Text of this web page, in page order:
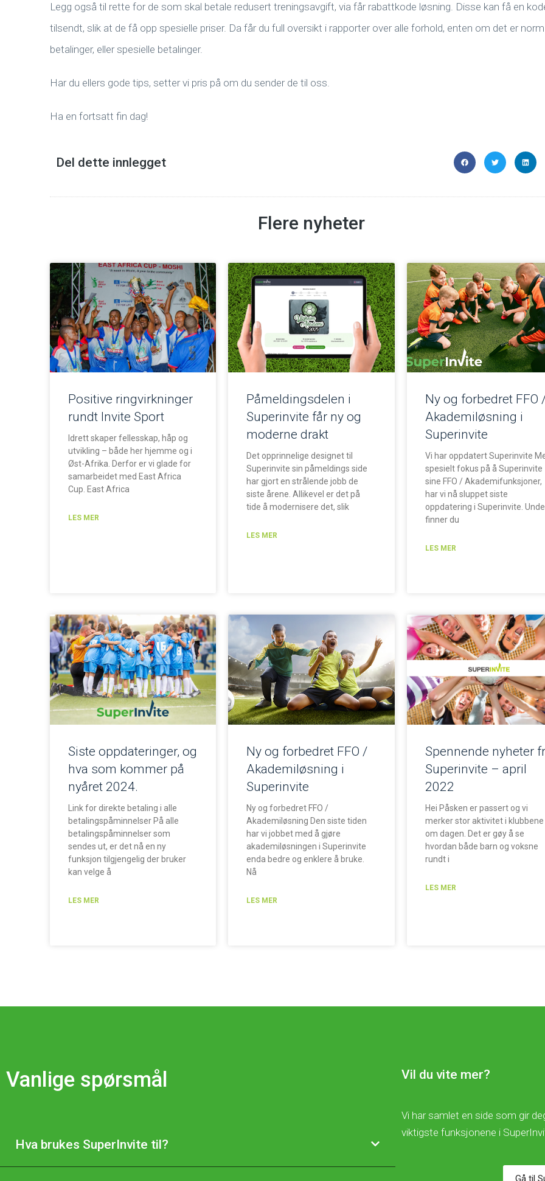
Legg også til rette for de som skal betale redusert treningsavgift, via får rabattkode løsning. Disse kan få en
tilsendt, slik at de få opp spesielle priser. Da får du full oversikt i rapporter over alle forhold, enten om det er
betalinger, eller spesielle betalinger.
Har du ellers gode tips, setter vi pris på om du sender de til oss.
Ha en fortsatt fin dag!
Del dette innlegget
Flere nyheter
Positive ringvirkninger
rundt Invite Sport
Idrett skaper fellesskap, håp og
utvikling – både her hjemme og i
Øst-Afrika. Derfor er vi glade for
samarbeidet med East Africa
Cup. East Africa
LES MER
Påmeldingsdelen i
Superinvite får ny og
moderne drakt
Det opprinnelige designet til
Superinvite sin påmeldings side
har gjort en strålende jobb de
siste årene. Allikevel er det på
tide å modernisere det, slik
LES MER
Ny og forbedret FFO
Akademiløsning i
Superinvite
Vi har oppdatert Superinvite
spesielt fokus på å Superinvite
sine FFO / Akademifunksjoner,
har vi nå sluppet siste
oppdatering i Superinvite.
finner du
LES MER
Siste oppdateringer, og
hva som kommer på
nyåret 2024.
Link for direkte betaling i alle
betalingspåminnelser På alle
betalingspåminnelser som
sendes ut, er det nå en ny
funksjon tilgjengelig der bruker
kan velge å
LES MER
Ny og forbedret FFO /
Akademiløsning i
Superinvite
Ny og forbedret FFO /
Akademiløsning Den siste tiden
har vi jobbet med å gjøre
akademiløsningen i Superinvite
enda bedre og enklere å bruke.
Nå
LES MER
Spennende nyheter
Superinvite – april
2022
Hei Påsken er passert og vi
merker stor aktivitet i klubbene
om dagen. Det er gøy å se
hvordan både barn og voksne
rundt i
LES MER
Vanlige spørsmål
Hva brukes SuperInvite til?
Vil du vite mer?
Vi har samlet en side som gir
viktigste funksjonene i
Gå til